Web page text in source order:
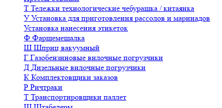
Т Тележки технологические чебурашка / китаянка
У Установка для приготовления рассолов и маринадов
Установка нанесения этикеток
Ф Фаршемешалка
Ш Шприц вакуумный
Г Газобензиновые вилочные погрузчики
Д Дизельные вилочные погрузчики
К Комплектовщики заказов
Р Ричтраки
Т Транспортировщики паллет